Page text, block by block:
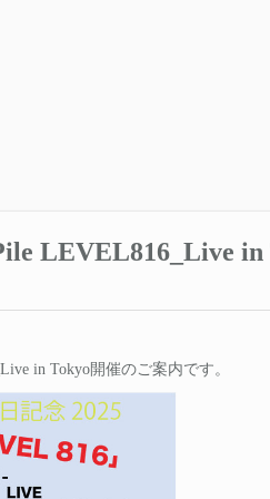
LEVEL816_Live
in Tokyo開催のご案内です。